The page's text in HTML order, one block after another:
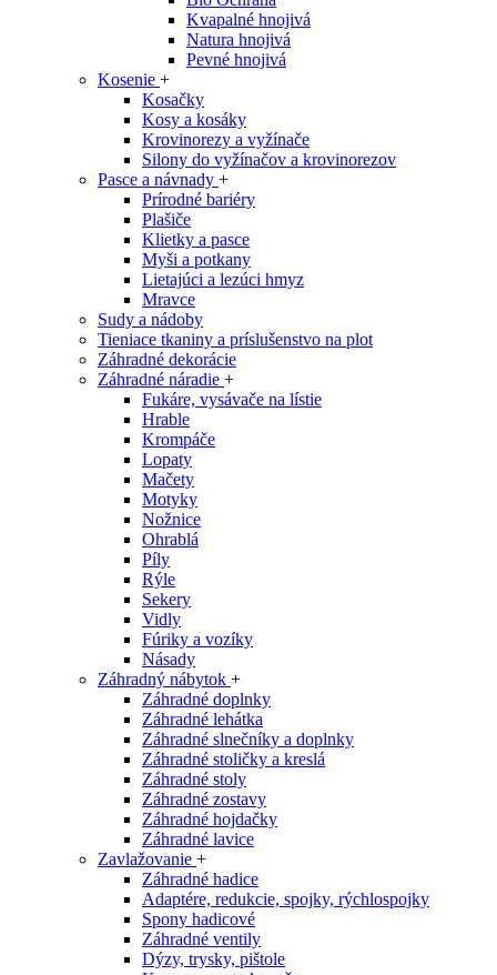
Kvapalné hnojivá
Natura hnojivá
Pevné hnojivá
Kosenie +
Kosačky
Kosy a kosáky
Krovinorezy a vyžínače
Silony do vyžínačov a krovinorezov
Pasce a návnady +
Prírodné bariéry
Plašiče
Klietky a pasce
Myši a potkany
Lietajúci a lezúci hmyz
Mravce
Sudy a nádoby
Tieniace tkaniny a príslušenstvo na plot
Záhradné dekorácie
Záhradné náradie +
Fukáre, vysávače na lístie
Hrable
Krompáče
Lopaty
Mačety
Motyky
Nožnice
Ohrablá
Píly
Rýle
Sekery
Vidly
Fúriky a vozíky
Násady
Záhradný nábytok +
Záhradné doplnky
Záhradné lehátka
Záhradné slnečníky a doplnky
Záhradné stoličky a kreslá
Záhradné stoly
Záhradné zostavy
Záhradné hojdačky
Záhradné lavice
Zavlažovanie +
Záhradné hadice
Adaptére, redukcie, spojky, rýchlospojky
Spony hadicové
Záhradné ventily
Dýzy, trysky, pištole